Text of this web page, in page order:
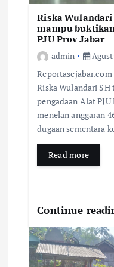
Riska Wulandari
mampu
PJU Prov Jabar
admin
Riska Wulandari
pengadaan Alat
menelan anggaran
dugaan sementara
Read more
Continue